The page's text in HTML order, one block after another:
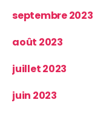
septembre 2023
août 2023
juillet 2023
juin 2023